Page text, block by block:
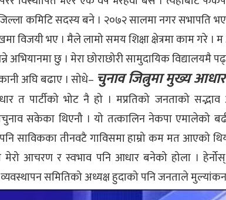
कमिटि सदस्य बने । २०७२ सालमा नगर सभापति भए
विजयी भए । मैले लामो समय शिक्षा क्षेत्रमा काम गरे ।
अभियानमा छु । मेरा छोराछोरी सामुदायिक विद्यालयमै
अघि बढाए । सोधे– चुनाव जित्नुमा मुख्य आधार
त पार्टीको भोट नै हो । मप्रतिको जनताको सद्भाव
सकेका थिएनौ । यो तत्कालिन नेकपा एमालेको
साविकका तीनवटै गाविसमा हाम्रो कम मत आएको
मेरो आचरण र स्वभाव पनि आधार बनेको होला ।
व्यवस्थापन समितिको अध्यक्ष हुदाको पनि जनताले